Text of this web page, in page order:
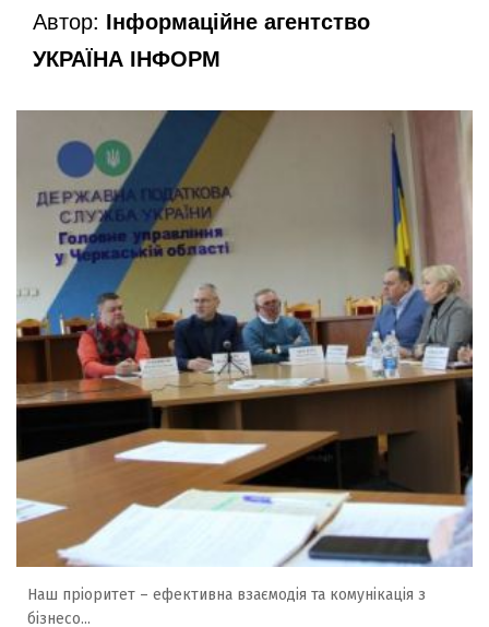
Автор: Інформаційне агентство
УКРАЇНА ІНФОРМ
Наш пріоритет – ефективна взаємодія та комунікація з
бізнесо...